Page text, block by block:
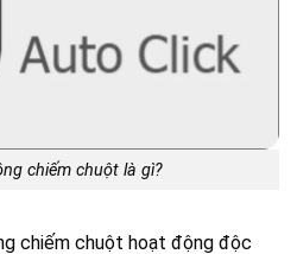
chiếm chuột là gì?
chiếm chuột hoạt động độc